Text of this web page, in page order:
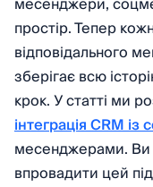
простір. Тепер
відповідального
зберігає всю
крок. У статті ми
інтеграція CRM
месенджерами. Ви
впровадити цей